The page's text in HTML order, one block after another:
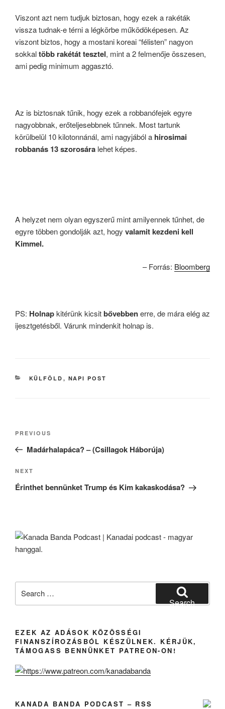
Viszont azt nem tudjuk biztosan, hogy ezek a rakéták
vissza tudnak-e térni a légkörbe működöképesen. Az
viszont biztos, hogy a mostani koreai “félisten” nagyon
sokkaltöbb rakétát tesztel, mint a 2 felmenője összesen,
ami pedig minimum aggasztó.
Az is biztosnak tűnik, hogy ezek a robbanófejek egyre
nagyobbnak, erőteljesebbnek tűnnek. Most tartunk
körülbelül 10 kilotonnánál, ami nagyjából a hirosimai
robbanás 13 szorosára lehet képes.
A helyzet nem olyan egyszerű mint amilyennek tűnhet, de
egyre többen gondolják azt, hogy valamit kezdeni kell
Kimmel.
– Forrás: Bloomberg
PS: Holnapkitérünk kicsitbővebbenerre, de mára elég az
ijesztgetésből. Várunk mindenkit holnap is.
CATEGORIES
KÜLFÖLD , NAPI POST
Post
Previous
Post
PREVIOUS
Madárhalapáca? – (Csillagok Háborúja)
Next
Post
NEXT
Érinthet bennünket Trump és Kim kakaskodása?
for:
Search
EZEK AZ ADÁSOK KÖZÖSSÉGI
FINANSZÍROZÁSBÓL KÉSZÜLNEK. KÉRJÜK,
TÁMOGASS BENNÜNKET PATREON-ON!
KANADA BANDA PODCAST – RSS